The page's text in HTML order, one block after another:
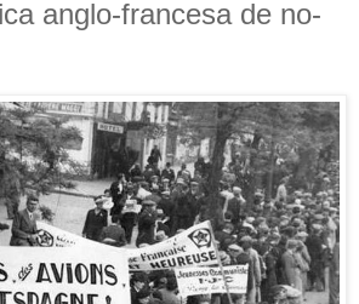
anglo-francesa de no-